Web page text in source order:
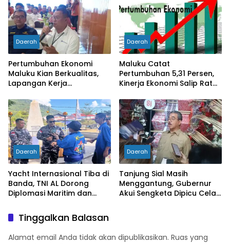
Daerah
Pertumbuhan Ekonomi
Maluku Kian Berkualitas,
Lapangan Kerja
Kemiskinan Turun
Daerah
Maluku Catat
Pertumbuhan 5,31 Persen,
Kinerja Ekonomi Salip Rata-
Daerah
Yacht Internasional Tiba di
Banda, TNI AL Dorong
Diplomasi Maritim dan
Daerah
Tanjung Sial Masih
Menggantung, Gubernur
Akui Sengketa Dipicu Celah
Tinggalkan Balasan
Alamat email Anda tidak akan dipublikasikan. Ruas yang